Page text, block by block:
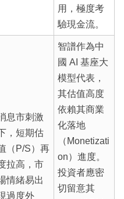
用，極度考
驗現金流。
息市刺激
，短期估
（P/S）再
拉高，市
情緒易出
過度外
智譜作為中
國 AI 基座大
模型代表，
其估值高度
依賴其商業
化落地
（Monetizati
on）進度。
投資者應密
切留意其